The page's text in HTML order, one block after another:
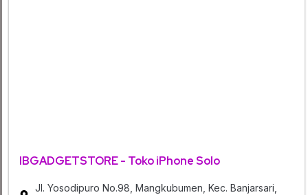
IBGADGETSTORE - Toko iPhone Solo
Jl. Yosodipuro No.98, Mangkubumen, Kec. Banjarsari,